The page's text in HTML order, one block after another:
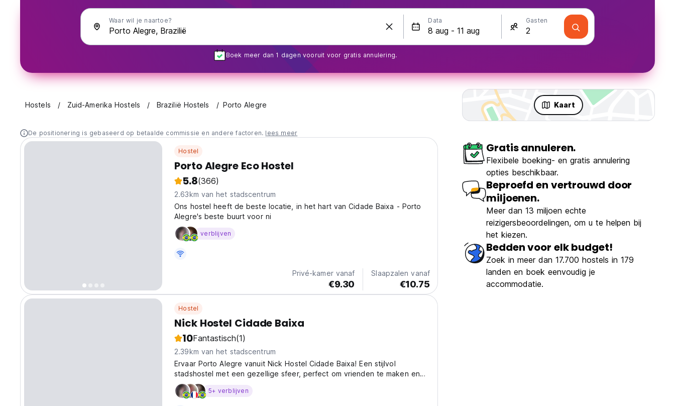
Waar wil je naartoe? Data Gasten
Boek meer dan 1 dagen vooruit voor gratis annulering.
Hostels Zuid-Amerika Hostels Brazilië Hostels Porto Alegre Kaart
De positionering is gebaseerd op betaalde commissie en andere factoren. lees meer
Hostel
Porto Alegre Eco Hostel
5.8(366)
2.63km van het stadscentrum
Ons hostel heeft de beste locatie, in het hart van Cidade Baixa - Porto
Alegre's beste buurt voor ni
verblijven
Privé-kamer vanaf
€9.30
Slaapzalen vanaf
€10.75
Hostel
Nick Hostel Cidade Baixa
10Fantastisch(1)
2.39km van het stadscentrum
Ervaar Porto Alegre vanuit Nick Hostel Cidade Baixa! Een stijlvol
stadshostel met een gezellige sfeer, perfect om vrienden te maken en
de culturele scene te verkennen. (Auto-translated from original
language)5+ verblijven
Gratis annuleren.
Flexibele boeking- en gratis annulering
opties beschikbaar.
Beproefd en vertrouwd door
miljoenen.
Meer dan 13 miljoen echte
reizigersbeoordelingen, om u te helpen bij
het kiezen.
Bedden voor elk budget!
Zoek in meer dan 17.700 hostels in 179
landen en boek eenvoudig je
accommodatie.